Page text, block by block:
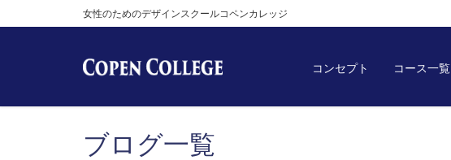
女性のためのデザインスクールコペンカレッジ
コンセプト コース一覧
ブログ一覧